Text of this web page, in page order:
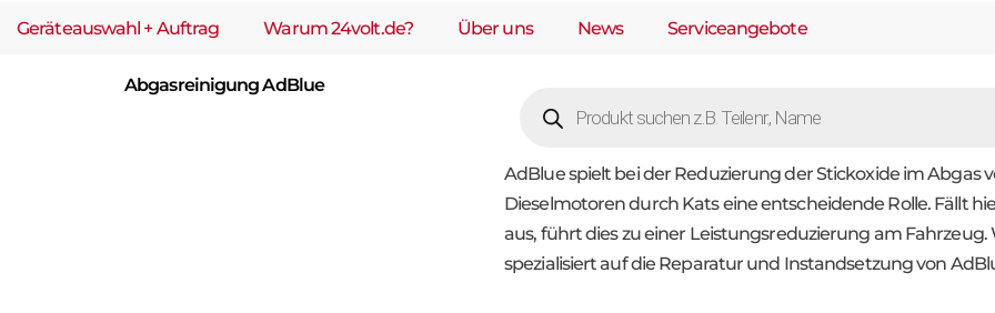
Geräteauswahl + Auftrag Warum 24volt.de? Über uns News Serviceangebote
Abgasreinigung AdBlue
AdBlue spielt bei der Reduzierung der Stickoxide im Abgas
Dieselmotoren durch Kats eine entscheidende Rolle. Fällt
aus, führt dies zu einer Leistungsreduzierung am Fahrzeug.
spezialisiert auf die Reparatur und Instandsetzung von